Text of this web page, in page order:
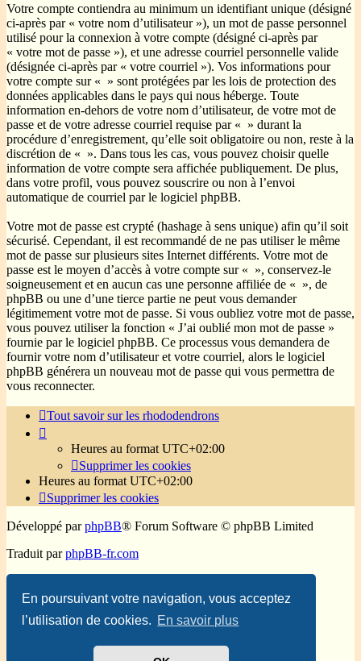
En poursuivant votre navigation, vous acceptez
l’utilisation de cookies. En savoir plus
Votre compte contiendra au minimum un identifiant unique (désigné
ci-après par « votre nom d’utilisateur »), un mot de passe personnel
utilisé pour la connexion à votre compte (désigné ci-après par
« votre mot de passe »), et une adresse courriel personnelle valide
(désignée ci-après par « votre courriel »). Vos informations pour
votre compte sur « » sont protégées par les lois de protection des
données applicables dans le pays qui nous héberge. Toute
information en-dehors de votre nom d’utilisateur, de votre mot de
passe et de votre adresse courriel requise par « » durant la
procédure d’enregistrement, qu’elle soit obligatoire ou non, reste à la
discrétion de « ». Dans tous les cas, vous pouvez choisir quelle
information de votre compte sera affichée publiquement. De plus,
dans votre profil, vous pouvez souscrire ou non à l’envoi
automatique de courriel par le logiciel phpBB.
Votre mot de passe est crypté (hashage à sens unique) afin qu’il soit
sécurisé. Cependant, il est recommandé de ne pas utiliser le même
mot de passe sur plusieurs sites Internet différents. Votre mot de
passe est le moyen d’accès à votre compte sur « », conservez-le
soigneusement et en aucun cas une personne affiliée de « », de
phpBB ou une d’une tierce partie ne peut vous demander
légitimement votre mot de passe. Si vous oubliez votre mot de passe,
vous pouvez utiliser la fonction « J’ai oublié mon mot de passe »
fournie par le logiciel phpBB. Ce processus vous demandera de
fournir votre nom d’utilisateur et votre courriel, alors le logiciel
phpBB générera un nouveau mot de passe qui vous permettra de
vous reconnecter.
Tout savoir sur les rhododendrons
Heures au formatUTC+02:00
Supprimer les cookies
Heures au formatUTC+02:00
Supprimer les cookies
Développé parphpBB® Forum Software © phpBB Limited
Traduit parphpBB-fr.com
Confidentialité